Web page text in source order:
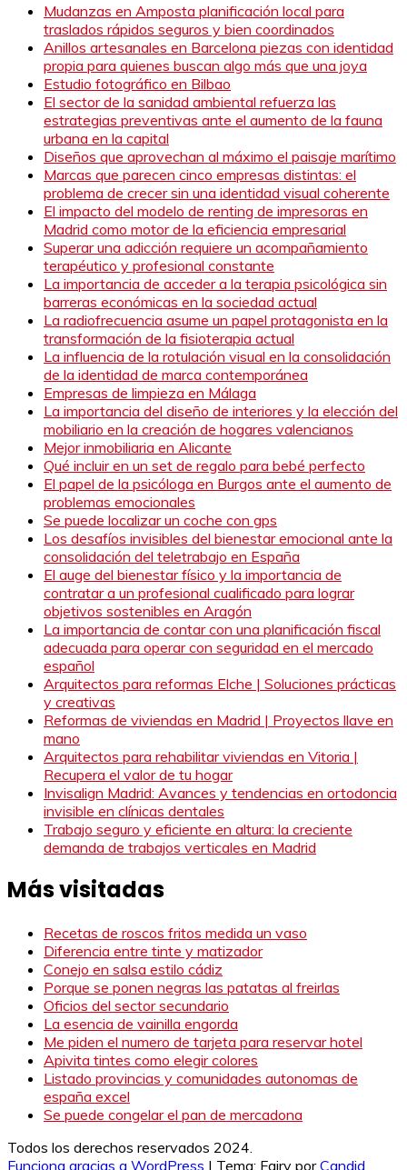
Mudanzas en Amposta planificación local para
traslados rápidos seguros y bien coordinados
Anillos artesanales en Barcelona piezas con identidad
propia para quienes buscan algo más que una joya
Estudio fotográfico en Bilbao
El sector de la sanidad ambiental refuerza las
estrategias preventivas ante el aumento de la fauna
urbana en la capital
Diseños que aprovechan al máximo el paisaje marítimo
Marcas que parecen cinco empresas distintas: el
problema de crecer sin una identidad visual coherente
El impacto del modelo de renting de impresoras en
Madrid como motor de la eficiencia empresarial
Superar una adicción requiere un acompañamiento
terapéutico y profesional constante
La importancia de acceder a la terapia psicológica sin
barreras económicas en la sociedad actual
La radiofrecuencia asume un papel protagonista en la
transformación de la fisioterapia actual
La influencia de la rotulación visual en la consolidación
de la identidad de marca contemporánea
Empresas de limpieza en Málaga
La importancia del diseño de interiores y la elección del
mobiliario en la creación de hogares valencianos
Mejor inmobiliaria en Alicante
Qué incluir en un set de regalo para bebé perfecto
El papel de la psicóloga en Burgos ante el aumento de
problemas emocionales
Se puede localizar un coche con gps
Los desafíos invisibles del bienestar emocional ante la
consolidación del teletrabajo en España
El auge del bienestar físico y la importancia de
contratar a un profesional cualificado para lograr
objetivos sostenibles en Aragón
La importancia de contar con una planificación fiscal
adecuada para operar con seguridad en el mercado
español
Arquitectos para reformas Elche | Soluciones prácticas
y creativas
Reformas de viviendas en Madrid | Proyectos llave en
mano
Arquitectos para rehabilitar viviendas en Vitoria |
Recupera el valor de tu hogar
Invisalign Madrid: Avances y tendencias en ortodoncia
invisible en clínicas dentales
Trabajo seguro y eficiente en altura: la creciente
demanda de trabajos verticales en Madrid
Más visitadas
Recetas de roscos fritos medida un vaso
Diferencia entre tinte y matizador
Conejo en salsa estilo cádiz
Porque se ponen negras las patatas al freirlas
Oficios del sector secundario
La esencia de vainilla engorda
Me piden el numero de tarjeta para reservar hotel
Apivita tintes como elegir colores
Listado provincias y comunidades autonomas de
españa excel
Se puede congelar el pan de mercadona
Todos los derechos reservados 2024.
Funciona gracias a WordPress | Tema: Fairy porCandid